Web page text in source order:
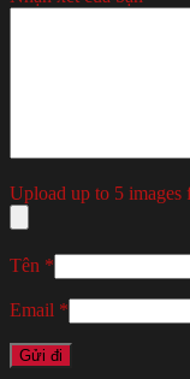
Upload up to 5
Tên *
Email *